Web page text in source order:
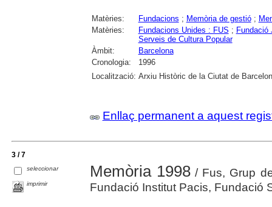
Matèries: Fundacions ; Memòria de gestió;
Matèries:
Fundacions Unides : FUS ; Fundació
Serveis de Cultura Popular
Àmbit:
Barcelona
Cronologia:
1996
Localització: Arxiu Històric de la Ciutat de
Enllaç permanent a aquest
3 / 7
seleccionar
imprimir
Memòria 1998/ Fus, Grup
Fundació Institut Pacis, Fundació